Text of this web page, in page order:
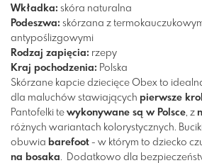
Wkładka: skóra naturalna
Podeszwa: skórzana z
antypoślizgowymi
Rodzaj zapięcia: rzepy
Kraj pochodzenia: Polska
Skórzane kapcie dziecięce Obex to
dla maluchów stawiających pierwsze
Pantofelki te wykonywane są w Polsce , z
różnych wariantach kolorystycznych.
obuwia barefoot - w którym to dziecko
na bosaka. Dodatkowo dla